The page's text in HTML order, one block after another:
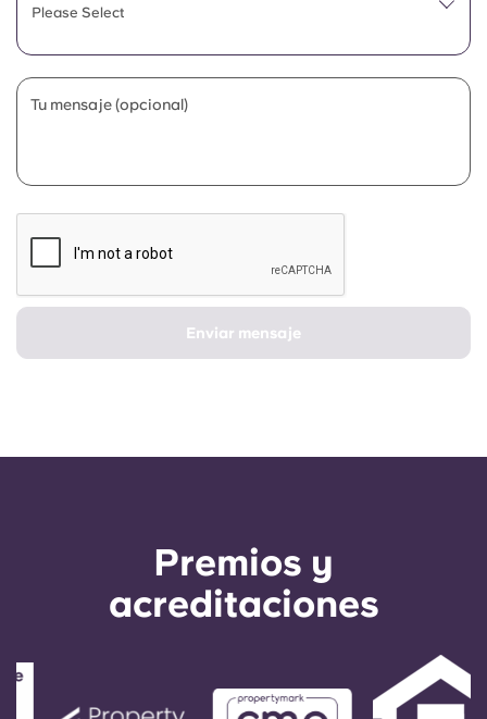
Please Select
Tu mensaje (opcional)
Enviar mensaje
Premios y
acreditaciones